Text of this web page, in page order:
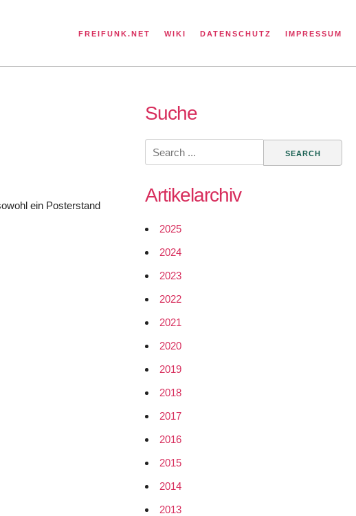
FREIFUNK.NET WIKI DATENSCHUTZ IMPRESSUM
ein Posterstand
Suche
Search
for:
Artikelarchiv
2025
2024
2023
2022
2021
2020
2019
2018
2017
2016
2015
2014
2013